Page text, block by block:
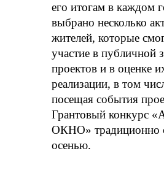
его итогам в каждом
выбрано несколько
жителей, которые
участие в публичной
проектов и в оценке
реализации, в том
посещая события
Грантовый конкурс
ОКНО» традиционно
осенью.